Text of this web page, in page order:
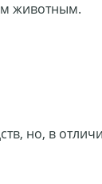
животным.
но, в